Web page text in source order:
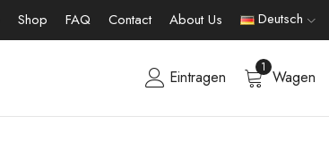
Shop FAQ Contact About Us Deutsch
Eintragen
1
Wagen